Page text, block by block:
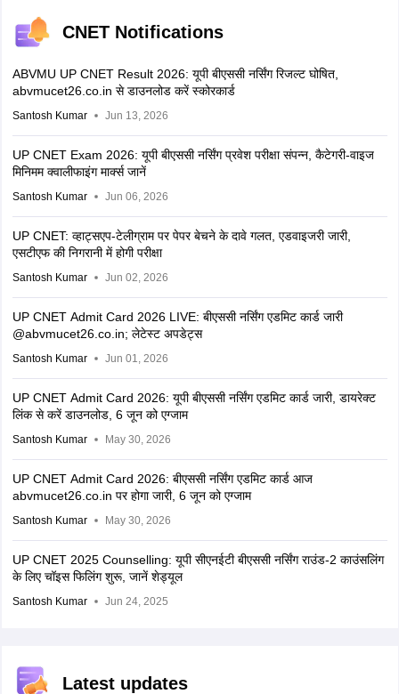
CNET Notifications
ABVMU UP CNET Result 2026: यूपी बीएससी नर्सिंग रिजल्ट घोषित,
abvmucet26.co.in से डाउनलोड करें स्कोरकार्ड
Santosh Kumar Jun 13, 2026
UP CNET Exam 2026: यूपी बीएससी नर्सिंग प्रवेश परीक्षा संपन्न, कैटेगरी-वाइज
मिनिमम क्वालीफाइंग मार्क्स जानें
Santosh Kumar Jun 06, 2026
UP CNET: व्हाट्सएप-टेलीग्राम पर पेपर बेचने के दावे गलत, एडवाइजरी जारी,
एसटीएफ की निगरानी में होगी परीक्षा
Santosh Kumar Jun 02, 2026
UP CNET Admit Card 2026 LIVE: बीएससी नर्सिंग एडमिट कार्ड जारी
@abvmucet26.co.in; लेटेस्ट अपडेट्स
Santosh Kumar Jun 01, 2026
UP CNET Admit Card 2026: यूपी बीएससी नर्सिंग एडमिट कार्ड जारी, डायरेक्ट
लिंक से करें डाउनलोड, 6 जून को एग्जाम
Santosh Kumar May 30, 2026
UP CNET Admit Card 2026: बीएससी नर्सिंग एडमिट कार्ड आज
abvmucet26.co.in पर होगा जारी, 6 जून को एग्जाम
Santosh Kumar May 30, 2026
UP CNET 2025 Counselling: यूपी सीएनईटी बीएससी नर्सिंग राउंड-2 काउंसलिंग
के लिए चॉइस फिलिंग शुरू, जानें शेड्यूल
Santosh Kumar Jun 24, 2025
Latest updates